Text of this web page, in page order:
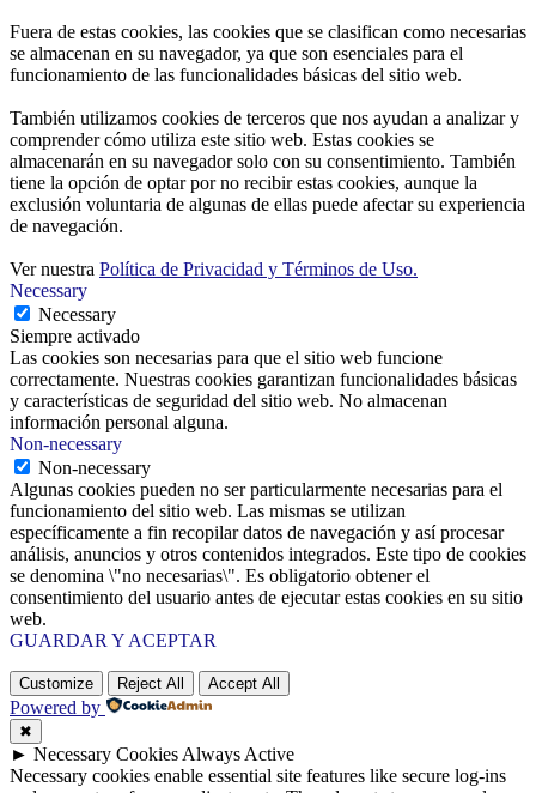
Fuera de estas cookies, las cookies que se clasifican como necesarias
se almacenan en su navegador, ya que son esenciales para el
funcionamiento de las funcionalidades básicas del sitio web.
También utilizamos cookies de terceros que nos ayudan a analizar y
comprender cómo utiliza este sitio web. Estas cookies se
almacenarán en su navegador solo con su consentimiento. También
tiene la opción de optar por no recibir estas cookies, aunque la
exclusión voluntaria de algunas de ellas puede afectar su experiencia
de navegación.
Ver nuestra Política de Privacidad y Términos de Uso.
Necessary
Necessary
Siempre activado
Las cookies son necesarias para que el sitio web funcione
correctamente. Nuestras cookies garantizan funcionalidades básicas
y características de seguridad del sitio web. No almacenan
información personal alguna.
Non-necessary
Non-necessary
Algunas cookies pueden no ser particularmente necesarias para el
funcionamiento del sitio web. Las mismas se utilizan
específicamente a fin recopilar datos de navegación y así procesar
análisis, anuncios y otros contenidos integrados. Este tipo de cookies
se denomina \"no necesarias\". Es obligatorio obtener el
consentimiento del usuario antes de ejecutar estas cookies en su sitio
web.
GUARDAR Y ACEPTAR
Customize Reject All Accept All
Powered by
✖
► Necessary Cookies Always Active
Necessary cookies enable essential site features like secure log-ins